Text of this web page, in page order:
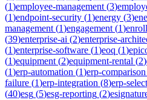
(1)employee-management (3)
(1)endpoint-security (1)energy (3)
management (1)engagement (1)
(39)enterprise-ai (2)enterprise-
(1)enterprise-software (1)eoq (1)
(1)equipment (2)equipment-rental (2)
(1)erp-automation (1)erp-comparison
failure (1)erp-integration (8)erp-
(40)esg (5)esg-reporting (2)